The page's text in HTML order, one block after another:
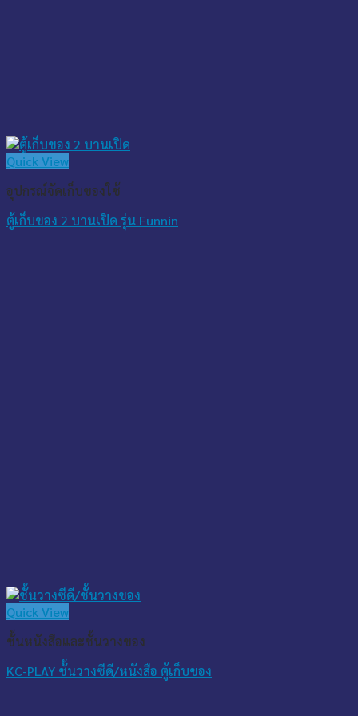
Quick View
อุปกรณ์จัดเก็บของใช้
ตู้เก็บของ 2 บานเปิด รุ่น Funnin
Quick View
ชั้นหนังสือและชั้นวางของ
KC-PLAY ชั้นวางซีดี/หนังสือ ตู้เก็บของ